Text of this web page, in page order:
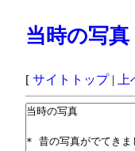
当時の写真
[ サイトトップ|